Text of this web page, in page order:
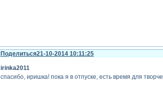
Поделиться21-10-2014 10:11:25
irinka2011
спасибо, иришка! пока я в отпуске, есть время для